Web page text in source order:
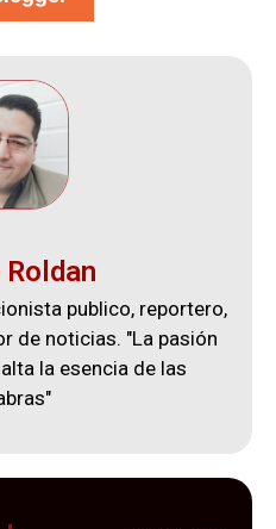
publico, reportero,
de noticias. "La pasión
la esencia de las